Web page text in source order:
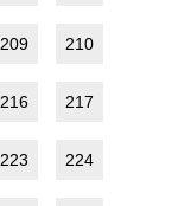
209 210
216 217
223 224